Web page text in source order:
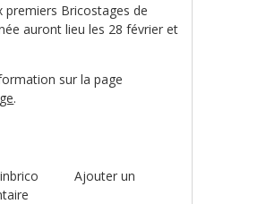
premiers Bricostages de
auront lieu les 28 février et
sur la page
.
Ajouter un